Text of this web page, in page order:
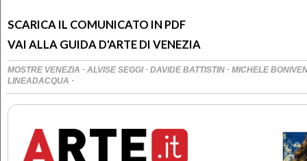
SCARICA IL COMUNICATO IN PDF
VAI ALLA GUIDA D'ARTE DI VENEZIA
MOSTRE VENEZIA · ALVISE SEGGI · DAVIDE BATTISTIN · MICHELE
LINEADACQUA ·